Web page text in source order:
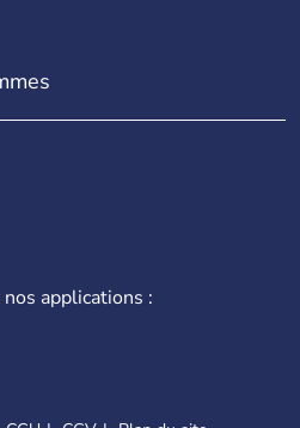
applications :